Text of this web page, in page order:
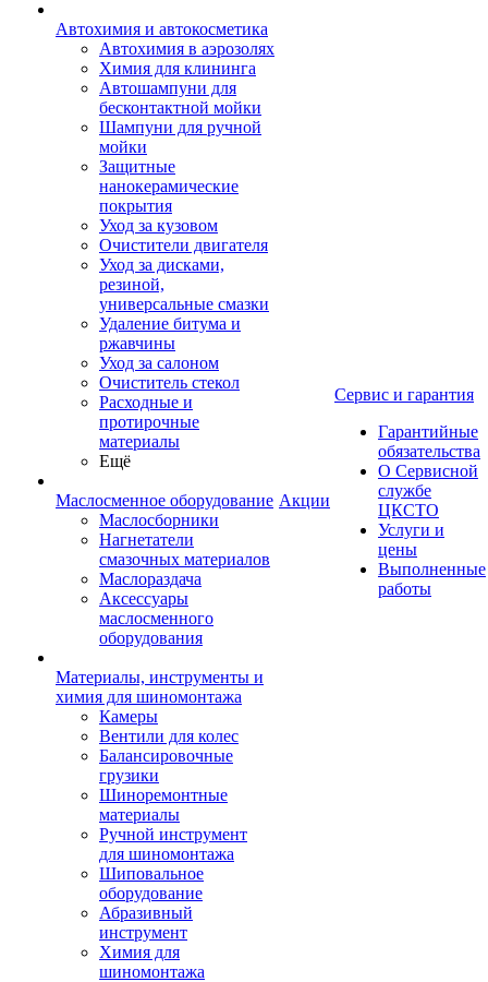
Автохимия и автокосметика
Автохимия в аэрозолях
Химия для клининга
Автошампуни для
бесконтактной мойки
Шампуни для ручной
мойки
Защитные
нанокерамические
покрытия
Уход за кузовом
Очистители двигателя
Уход за дисками,
резиной,
универсальные смазки
Удаление битума и
ржавчины
Уход за салоном
Очиститель стекол
Расходные и
протирочные
материалы
Ещё
Маслосменное оборудование
Маслосборники
Нагнетатели
смазочных материалов
Маслораздача
Аксессуары
маслосменного
оборудования
Материалы, инструменты и
химия для шиномонтажа
Камеры
Вентили для колес
Балансировочные
грузики
Шиноремонтные
материалы
Ручной инструмент
для шиномонтажа
Шиповальное
оборудование
Абразивный
инструмент
Химия для
шиномонтажа
Акции
Сервис и гарантия
Гарантийные
обязательства
О Сервисной
службе
ЦКСТО
Услуги и
цены
Выполненные
работы